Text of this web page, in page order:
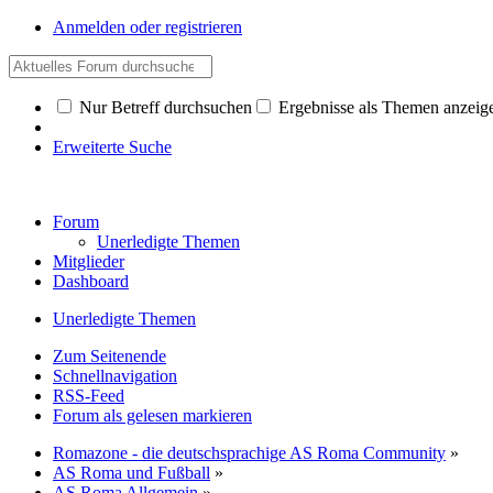
Anmelden oder registrieren
Nur Betreff durchsuchen Ergebnisse als Themen
Erweiterte Suche
Forum
Unerledigte Themen
Mitglieder
Dashboard
Unerledigte Themen
Zum Seitenende
Schnellnavigation
RSS-Feed
Forum als gelesen markieren
Romazone - die deutschsprachige AS Roma Community »
AS Roma und Fußball »